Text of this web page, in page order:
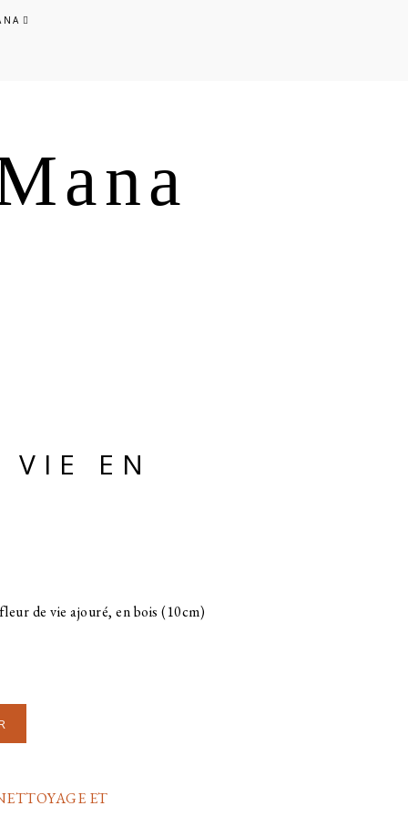
VIE EN
de vie ajouré, en bois (10cm)
ET